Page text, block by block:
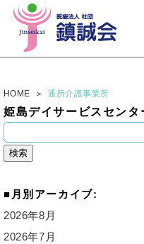
HOME 通所介護事業所
姫島デイサービスセン
索:
月別アーカイブ:
2026年8月
2026年7月